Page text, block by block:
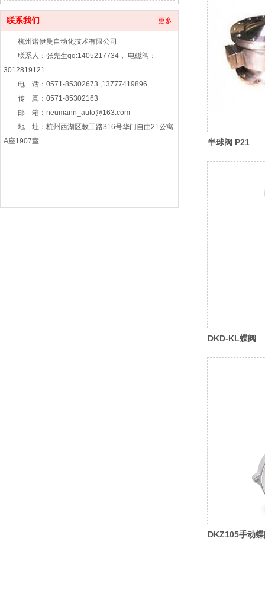
联系我们 更多
杭州诺伊曼自动化技术有限公司
联系人：张先生qq:1405217734， 电磁阀：
3012819121
电 话：0571-85302673 ,13777419896
传 真：0571-85302163
邮 箱：neumann_auto@163.com
地 址：杭州西湖区教工路316号华门自由21公寓
A座1907室
半球阀 P21
DKD-KL蝶阀
DKZ105手动